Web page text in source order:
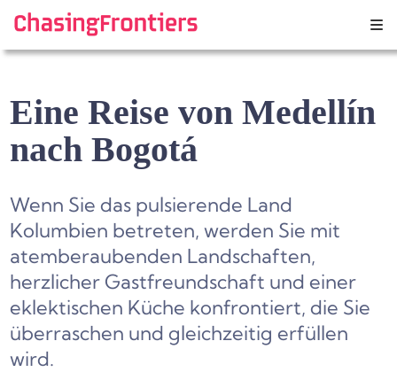
content
Eine Reise von Medellín
nach Bogotá
Wenn Sie das pulsierende Land
Kolumbien betreten, werden Sie mit
atemberaubenden Landschaften,
herzlicher Gastfreundschaft und einer
eklektischen Küche konfrontiert, die Sie
überraschen und gleichzeitig erfüllen
wird.